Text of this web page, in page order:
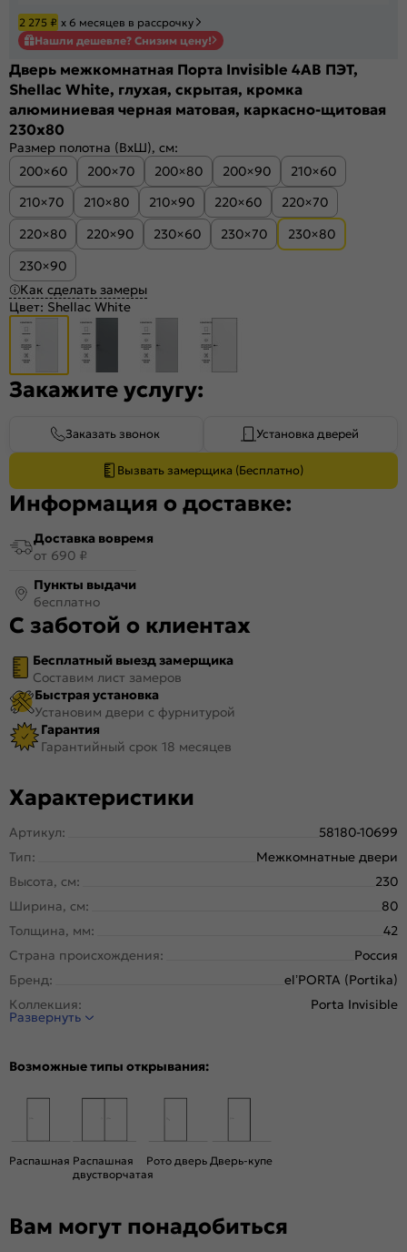
2 275 ₽ х 6 месяцев в рассрочку
Нашли дешевле? Снизим цену!
Дверь межкомнатная Порта Invisible 4AB ПЭТ,
Shellac White, глухая, скрытая, кромка
алюминиевая черная матовая, каркасно-щитовая
230x80
Размер полотна (ВхШ), см:
200×60
200×70 200×80 200×90
210×60
210×70
210×80 210×90 220×60
220×70
220×80
220×90 230×60 230×70
230×80
230×90
Как сделать замеры
Цвет: Shellac White
Закажите услугу:
Заказать звонок Установка дверей
Вызвать замерщика (Бесплатно)
Информация о доставке:
Доставка вовремя
от 690 ₽
Пункты выдачи
бесплатно
С заботой о клиентах
Бесплатный выезд замерщика
Составим лист замеров
Быстрая установка
Установим двери с фурнитурой
Гарантия
Гарантийный срок 18 месяцев
Характеристики
Артикул:
58180-10699
Тип:
Межкомнатные двери
Высота, см:
230
Ширина, см:
80
Толщина, мм:
42
Страна происхождения:
Россия
Бренд:
el’PORTA (Portika)
Коллекция:
Porta Invisible
Стиль:
Конструкция двери:
Вес, кг:
Развернуть
Возможные типы открывания:
Распашная Распашная
двустворчатая
Рото дверь Дверь-купе
Вам могут понадобиться